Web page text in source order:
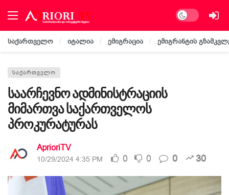
Dark mode
საქართველო იტალია ემიგრაცია ემიგრანტის
ᲡᲐᲥᲐᲠᲗᲕᲔᲚᲝ
საარჩევნო ადმინისტრაციის
მიმართვა საქართველოს
პროკურატურას
AprioriTV
10/29/2024 4:35 PM 0 0 0 30